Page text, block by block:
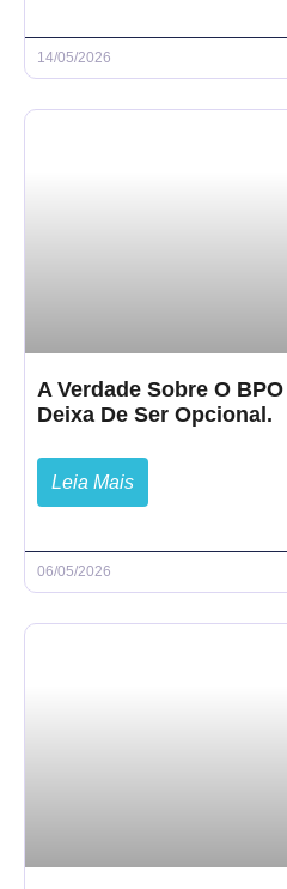
14/05/2026
A Verdade Sobre O
Deixa De Ser Opcional.
Leia Mais
06/05/2026